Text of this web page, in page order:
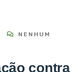
NENHUM
contra